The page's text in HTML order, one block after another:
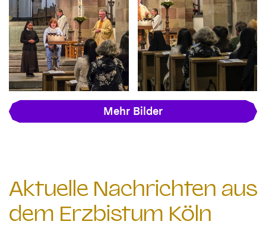
Mehr Bilder
Aktuelle Nachrichten aus
dem Erzbistum Köln